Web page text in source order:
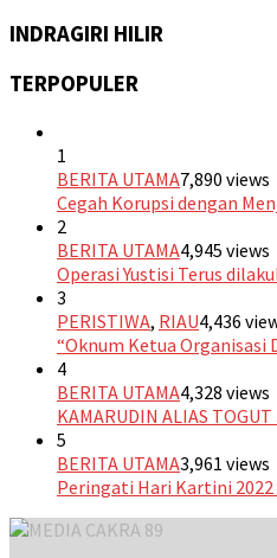
INDRAGIRI HILIR
TERPOPULER
1
BERITA UTAMA7,890 views
Cegah Korupsi dengan
2
BERITA UTAMA4,945 views
Operasi Yustisi Terus
3
PERISTIWA, RIAU4,436
“Oknum Ketua Organisasi
4
BERITA UTAMA4,328 views
KAMARUDIN ALIAS
5
BERITA UTAMA3,961 views
Peringati Hari Kartini